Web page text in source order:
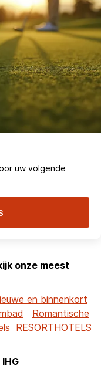
uw volgende
onze meest
en binnenkort
Romantische
RESORTHOTELS